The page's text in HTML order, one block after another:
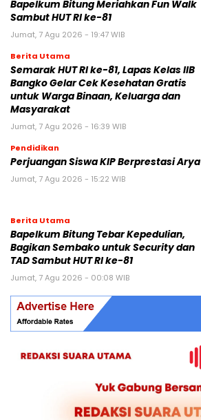
Bapelkum Bitung Meriahkan Fun Walk
Sambut HUT RI ke-81
Jumat, 7 Agu 2026 - 19:47 WIB
Berita Utama
Semarak HUT RI ke-81, Lapas Kelas IIB
Bangko Gelar Cek Kesehatan Gratis
untuk Warga Binaan, Keluarga dan
Masyarakat
Jumat, 7 Agu 2026 - 16:39 WIB
Pendidikan
Perjuangan Siswa KIP Berprestasi Arya
Jumat, 7 Agu 2026 - 15:22 WIB
Berita Utama
Bapelkum Bitung Tebar Kepedulian,
Bagikan Sembako untuk Security dan
TAD Sambut HUT RI ke-81
Jumat, 7 Agu 2026 - 00:08 WIB